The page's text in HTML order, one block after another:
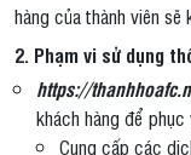
hàng của thành viên sẽ
2. Phạm vi sử dụng
https://
khách hàng để
Cung cấp các